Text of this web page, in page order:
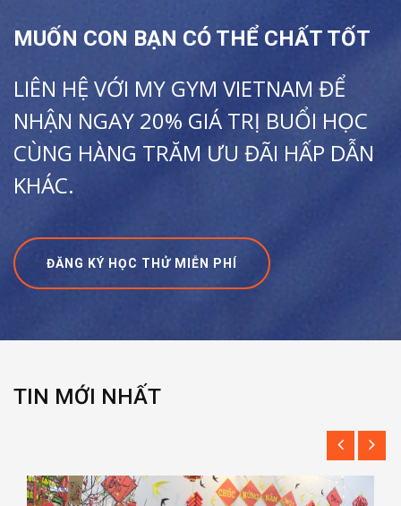
MUỐN CON BẠN CÓ THỂ CHẤT TỐT
LIÊN HỆ VỚI MY GYM VIETNAM ĐỂ
NHẬN NGAY 20% GIÁ TRỊ BUỔI HỌC
CÙNG HÀNG TRĂM ƯU ĐÃI HẤP DẪN
KHÁC.
ĐĂNG KÝ HỌC THỬ MIỄN PHÍ
TIN MỚI NHẤT